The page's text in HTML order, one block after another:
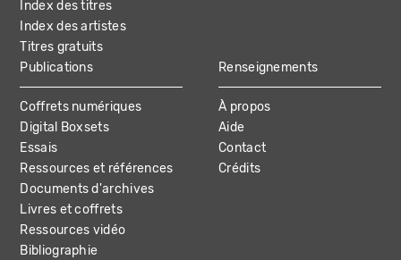
Index des titres
Index des artistes
Titres gratuits
Publications
Coffrets numériques
Digital Boxsets
Essais
Ressources et références
Documents d'archives
Livres et coffrets
Ressources vidéo
Bibliographie
Renseignements
À propos
Aide
Contact
Crédits